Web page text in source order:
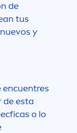
de
tus
y
encuentres
de esta
o lo